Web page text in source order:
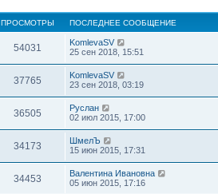
ПРОСМОТРЫ ПОСЛЕДНЕЕ СООБЩЕНИЕ
54031
KomlevaSV
25 сен 2018, 15:51
37765
KomlevaSV
23 сен 2018, 03:19
36505
Руслан
02 июл 2015, 17:00
34173
ШмелЪ
15 июн 2015, 17:31
34453
Валентина Ивановна
05 июн 2015, 17:16